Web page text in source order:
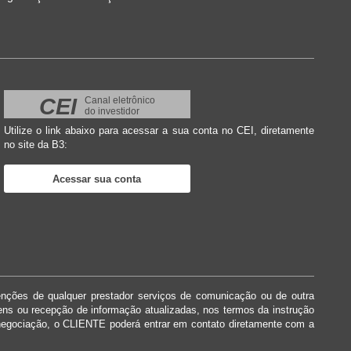
CEI
Canal eletrônico
do investidor
Utilize o link abaixo para acessar a sua conta no CEI, diretamente
no site da B3:
Acessar sua conta
de qualquer prestador serviços de comunicação ou de outra
ou recepção de informação atualizadas, nos termos da instrução
o CLIENTE poderá entrar em contato diretamente com a